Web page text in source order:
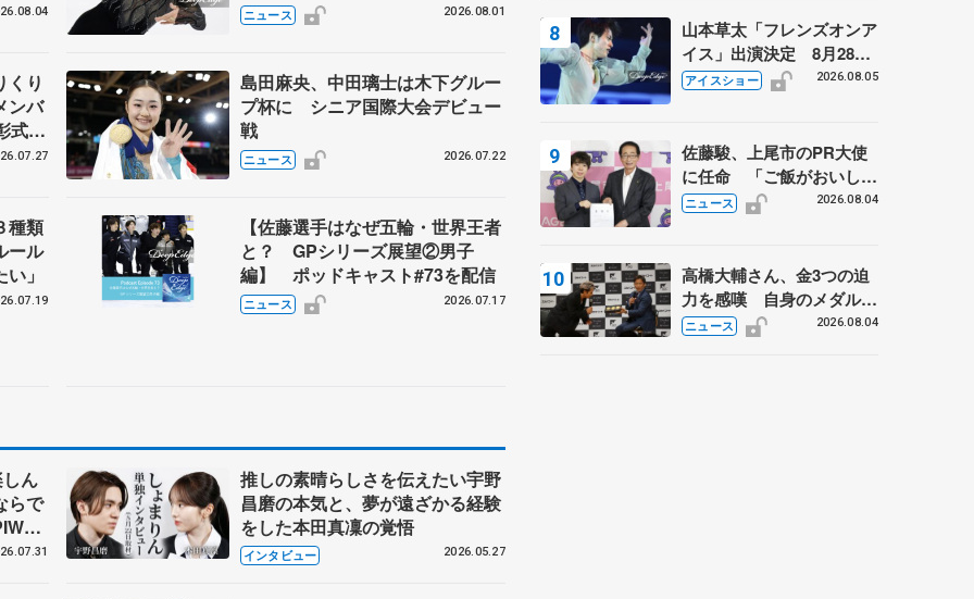
ニュース 2026.08.01
くり
ンバ
式、
園子
島田麻央、中田璃士は木下グルー
プ杯に シニア国際大会デビュー
戦
ニュース 2026.07.22
種類
ール
」
【佐藤選手はなぜ五輪・世界王者
と？ GPシリーズ展望②男子
編】 ポッドキャスト#73を配信
ニュース 2026.07.17
ん
らで
前
推しの素晴らしさを伝えたい宇野
昌磨の本気と、夢が遠ざかる経験
をした本田真凜の覚悟
インタビュー 2026.05.27
山本草太「フレンズオンア
イス」出演決定 8月28日
（金）2公演のみ 荒川静
アイスショー 2026.08.05
佐藤駿、上尾市のPR大使
に任命 「ご飯がおいし
く、住みやすいのが魅力」
ニュース 2026.08.04
高橋大輔さん、金3つの迫
力を感嘆 自身のメダルは
「どちらに？」 〝リス兄
ニュース 2026.08.04